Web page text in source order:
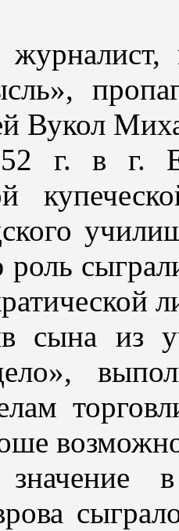
журналист,
Вукол
г. в г.
сына из